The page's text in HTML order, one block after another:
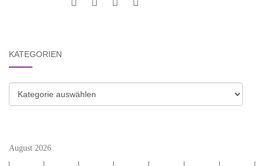
KATEGORIEN
Kategorien
August 2026